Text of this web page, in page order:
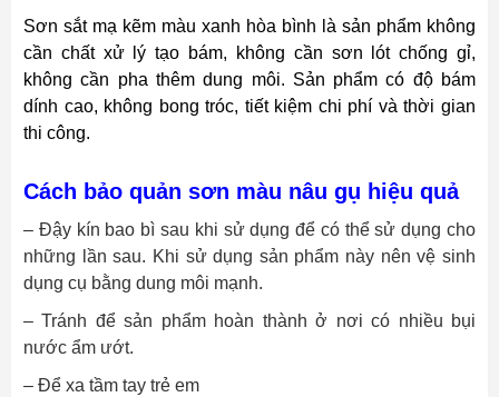
Sơn sắt mạ kẽm màu xanh hòa bình là sản phẩm không
cần chất xử lý tạo bám, không cần sơn lót chống gỉ,
không cần pha thêm dung môi. Sản phẩm có độ bám
dính cao, không bong tróc, tiết kiệm chi phí và thời gian
thi công.
Cách bảo quản sơn màu nâu gụ hiệu quả
– Đậy kín bao bì sau khi sử dụng để có thể sử dụng cho
những lần sau. Khi sử dụng sản phẩm này nên vệ sinh
dụng cụ bằng dung môi mạnh.
– Tránh để sản phẩm hoàn thành ở nơi có nhiều bụi
nước ẩm ướt.
– Để xa tầm tay trẻ em